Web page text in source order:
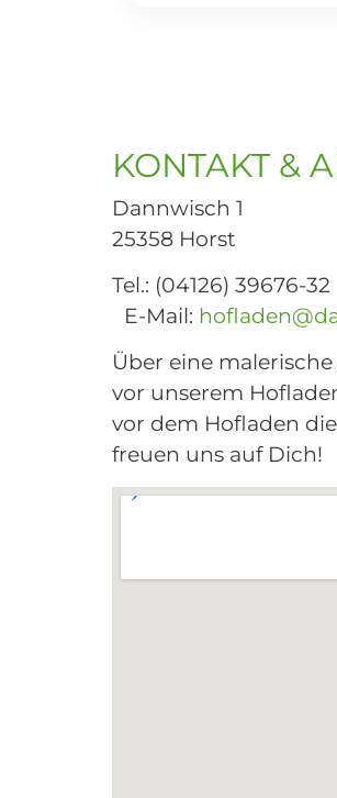
KONTAKT &
Dannwisch 1
25358 Horst
Tel.: (04126) 39676-32
E-Mail:
Über eine
vor unserem
vor dem Hofladen
freuen uns auf Dich!